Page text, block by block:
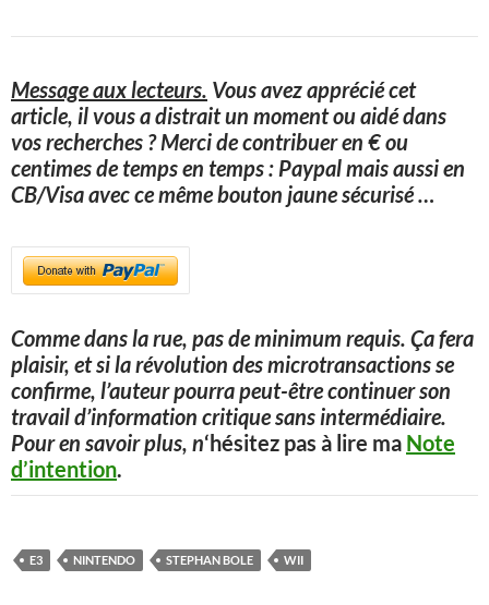
Message aux lecteurs. Vous avez apprécié cet
article, il vous a distrait un moment ou aidé dans
vos recherches ? Merci de contribuer en € ou
centimes de temps en temps : Paypal mais aussi en
CB/Visa avec ce même bouton jaune sécurisé…
Comme dans la rue, pas de minimum requis. Ça fera
plaisir, et si la révolution des microtransactions se
confirme, l’auteur pourra peut-être continuer son
travail d’information critique sans intermédiaire.
Pour en savoir plus, n‘hésitez pas à lire ma Note
d’intention.
E3 NINTENDO STEPHAN BOLE WII